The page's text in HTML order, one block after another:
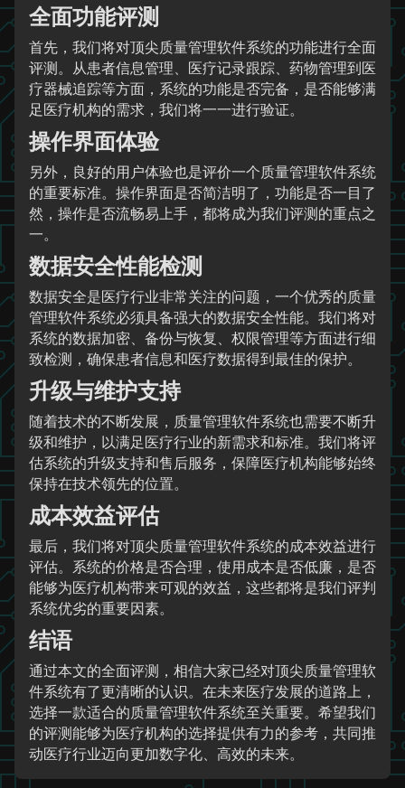
全面功能评测
首先，我们将对顶尖质量管理软件系统的功能进行全面
评测。从患者信息管理、医疗记录跟踪、药物管理到医
疗器械追踪等方面，系统的功能是否完备，是否能够满
足医疗机构的需求，我们将一一进行验证。
操作界面体验
另外，良好的用户体验也是评价一个质量管理软件系统
的重要标准。操作界面是否简洁明了，功能是否一目了
然，操作是否流畅易上手，都将成为我们评测的重点之
一。
数据安全性能检测
数据安全是医疗行业非常关注的问题，一个优秀的质量
管理软件系统必须具备强大的数据安全性能。我们将对
系统的数据加密、备份与恢复、权限管理等方面进行细
致检测，确保患者信息和医疗数据得到最佳的保护。
升级与维护支持
随着技术的不断发展，质量管理软件系统也需要不断升
级和维护，以满足医疗行业的新需求和标准。我们将评
估系统的升级支持和售后服务，保障医疗机构能够始终
保持在技术领先的位置。
成本效益评估
最后，我们将对顶尖质量管理软件系统的成本效益进行
评估。系统的价格是否合理，使用成本是否低廉，是否
能够为医疗机构带来可观的效益，这些都将是我们评判
系统优劣的重要因素。
结语
通过本文的全面评测，相信大家已经对顶尖质量管理软
件系统有了更清晰的认识。在未来医疗发展的道路上，
选择一款适合的质量管理软件系统至关重要。希望我们
的评测能够为医疗机构的选择提供有力的参考，共同推
动医疗行业迈向更加数字化、高效的未来。